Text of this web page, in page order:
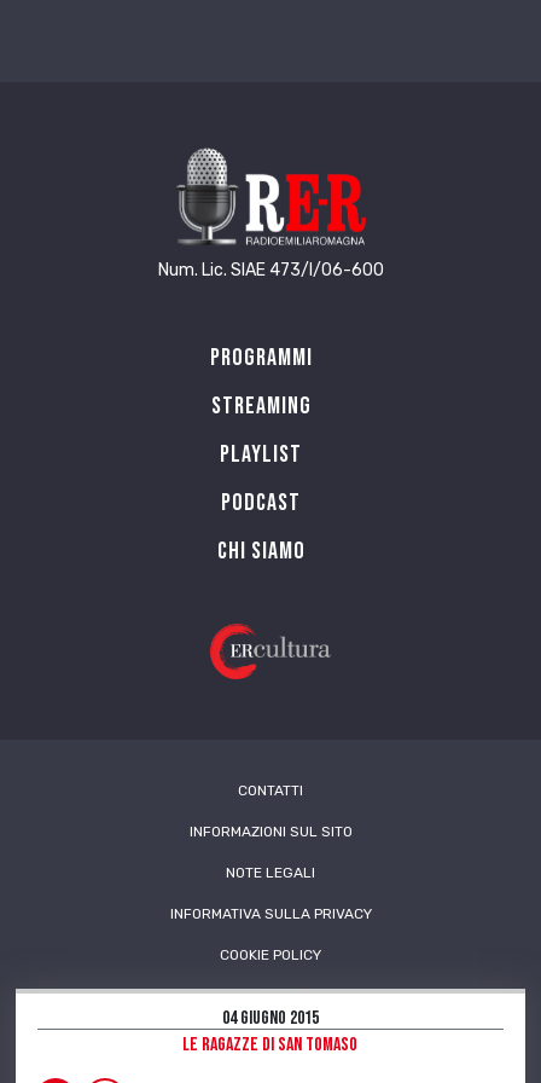
04 Giugno 2015
Le ragazze di San Tomaso
Num. Lic. SIAE 473/I/06-600
Programmi
Streaming
Playlist
PODCAST
Chi siamo
CONTATTI
INFORMAZIONI SUL SITO
NOTE LEGALI
INFORMATIVA SULLA PRIVACY
COOKIE POLICY